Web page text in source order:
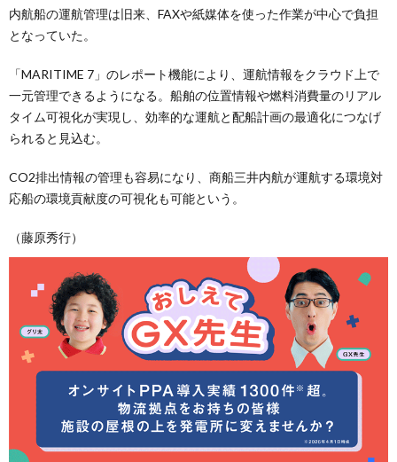
内航船の運航管理は旧来、FAXや紙媒体を使った作業が中心で負担
となっていた。
「MARITIME 7」のレポート機能により、運航情報をクラウド上で
一元管理できるようになる。船舶の位置情報や燃料消費量のリアル
タイム可視化が実現し、効率的な運航と配船計画の最適化につなげ
られると見込む。
CO2排出情報の管理も容易になり、商船三井内航が運航する環境対
応船の環境貢献度の可視化も可能という。
（藤原秀行）